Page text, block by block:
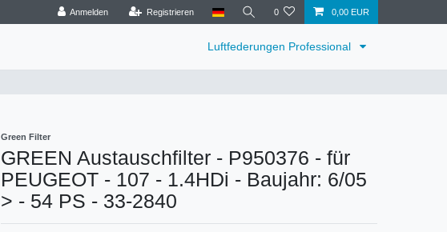
Anmelden Registrieren 0 0,00 EUR
Luftfederungen Professional
Green Filter
GREEN Austauschfilter - P950376 - für
PEUGEOT - 107 - 1.4HDi - Baujahr: 6/05
> - 54 PS - 33-2840